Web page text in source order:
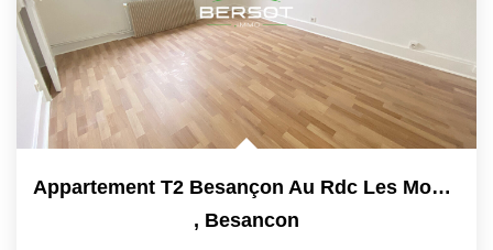
Appartement T2 Besançon Au Rdc Les Montarmots
, Besancon